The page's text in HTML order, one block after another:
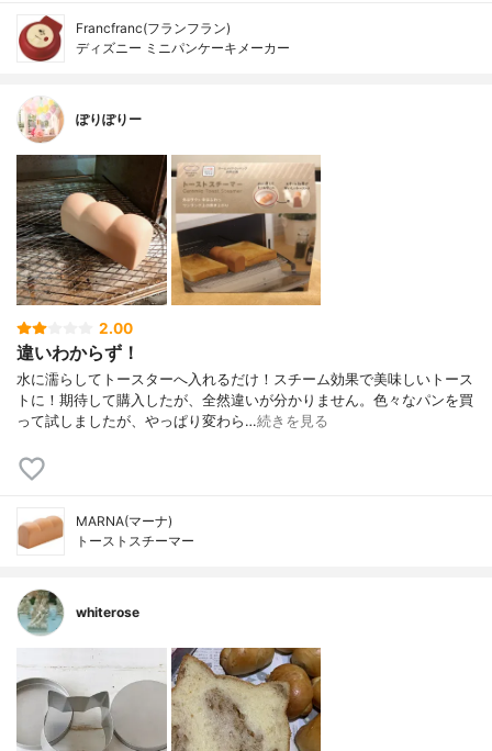
Francfranc(フランフラン)
ディズニー ミニパンケーキメーカー
ぽりぽりー
2.00
違いわからず！
水に濡らしてトースターへ入れるだけ！スチーム効果で美味しいトース
トに！期待して購入したが、全然違いが分かりません。色々なパンを買
って試しましたが、やっぱり変わら…続きを見る
MARNA(マーナ)
トーストスチーマー
whiterose